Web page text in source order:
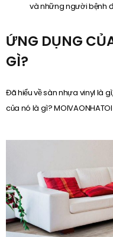
và những người bệnh
ỨNG DỤNG
GÌ?
Đã hiểu về sàn nhựa vinyl là
của nó là gì?